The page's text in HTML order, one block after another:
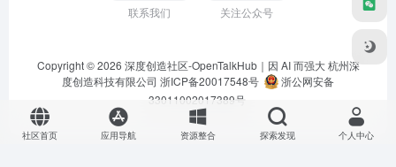
联系我们 关注公众号
Copyright © 2026 深度创造社区-OpenTalkHub｜因 AI 而强大 杭州深
度创造科技有限公司 浙ICP备20017548号
浙公网安备
33011002017389号
社区首页 应用导航 资源整合 探索发现 个人中心